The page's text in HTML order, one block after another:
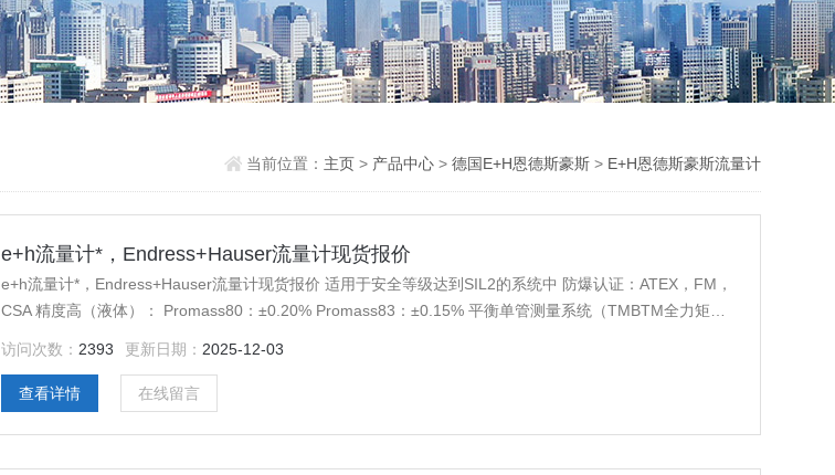
当前位置： 主页 > 产品中心 > 德国E+H恩德斯豪斯> E+H恩德斯豪斯流量计
e+h流量计*，Endress+Hauser流量计现货报价
e+h流量计*，Endress+Hauser流量计现货报价 适用于安全等级达到SIL2的系统中 防爆认证：ATEX，FM，
CSA 精度高（液体）： Promass80：±0.20% Promass83：±0.15% 平衡单管测量系统（TMBTM全力矩平
访问次数： 2393 更新日期： 2025-12-03
查看详情 在线留言